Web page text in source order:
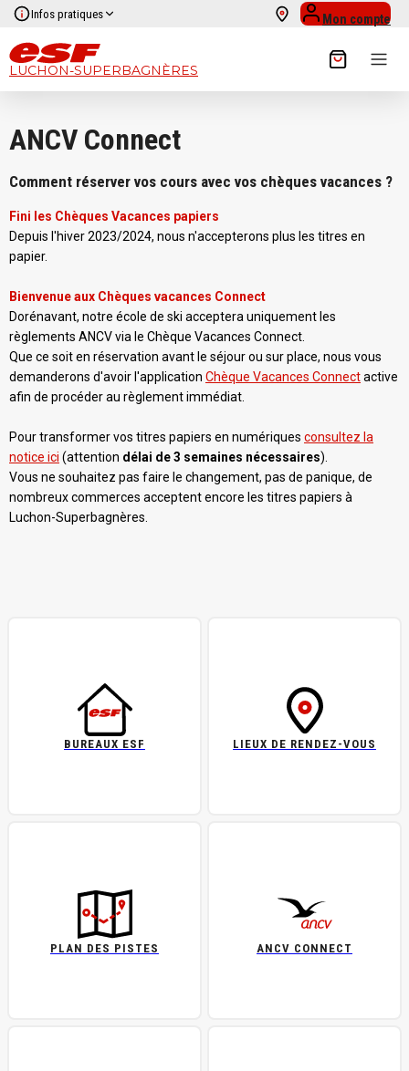
Infos pratiques Mon compte
LUCHON-SUPERBAGNÈRES
ANCV Connect
Comment réserver vos cours avec vos chèques vacances ?
Fini les Chèques Vacances papiers
Depuis l'hiver 2023/2024, nous n'accepterons plus les titres en
papier.
Bienvenue aux Chèques vacances Connect
Dorénavant, notre école de ski acceptera uniquement les
règlements ANCV via le Chèque Vacances Connect.
Que ce soit en réservation avant le séjour ou sur place, nous vous
demanderons d'avoir l'application Chèque Vacances Connectactive
afin de procéder au règlement immédiat.
Pour transformer vos titres papiers en numériques consultez la
notice ici (attention délai de 3 semaines nécessaires).
Vous ne souhaitez pas faire le changement, pas de panique, de
nombreux commerces acceptent encore les titres papiers à
Luchon-Superbagnères.
BUREAUX ESF LIEUX DE RENDEZ-VOUS
PLAN DES PISTES ANCV CONNECT